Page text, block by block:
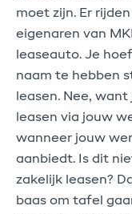
moet zijn. Er
eigenaren van
leaseauto. Je
naam te hebben
leasen. Nee,
leasen via jouw
wanneer jouw
aanbiedt. Is dit
zakelijk leasen?
baas om tafel